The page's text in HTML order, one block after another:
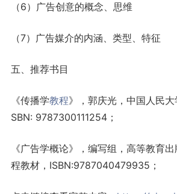
（6）广告创意的概念、思维
（7）广告媒介的内涵、类型、特征
五、推荐书目
《传播学教程》，郭庆光，中国人民
SBN: 9787300111254；
《广告学概论》，编写组，高等教育
程教材，ISBN:9787040479935；